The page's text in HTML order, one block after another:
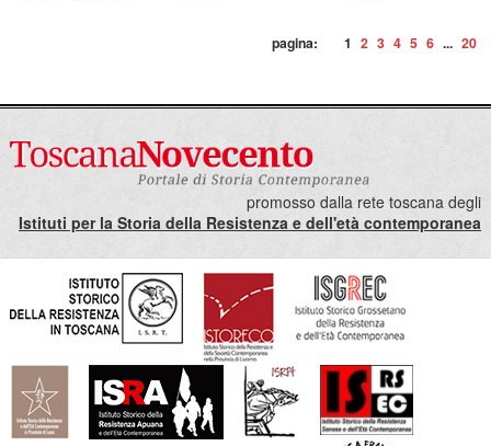
pagina: 1 2 3 4 5 6 ... 20
promosso dalla rete toscana degli
Istituti per la Storia della Resistenza e dell'età contemporanea